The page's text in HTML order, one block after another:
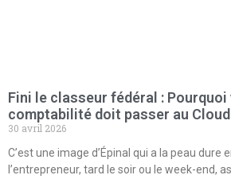
Fini le classeur fédéral :
comptabilité doit passer au Cloud
30 avril 2026
C’est une image d’Épinal qui a la peau dure
l’entrepreneur, tard le soir ou le week-end,